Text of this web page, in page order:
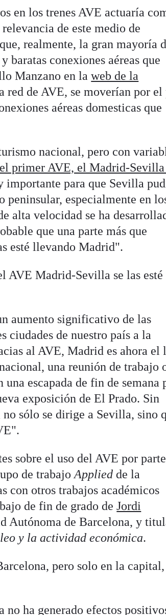
en los trenes AVE actuaría
de este medio de
realmente, la gran mayoría
baratas conexiones aéreas que
Manzano en laweb de la
red de AVE, se moverían por el
aéreas domesticas que
nacional, pero con
el primer AVE, el Madrid-Sevilla
importante para que Sevilla
peninsular, especialmente en
alta velocidad se ha
que una parte más que
esté llevando Madrid".
AVE Madrid-Sevilla se las esté
aumento significativo de las
ciudades de nuestro país a la
al AVE, Madrid es ahora el
una reunión de trabajo
escapada de fin de semana
exposición de El Prado. Sin
sólo se dirige a Sevilla, sino
sobre el uso del AVE por
de trabajoApplied de la
con otros trabajos académicos
de fin de grado deJordi
Autónoma de Barcelona, y
y la actividad económica.
pero solo en la capital,
ha generado efectos